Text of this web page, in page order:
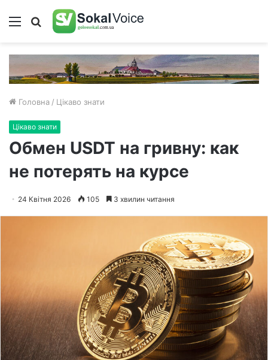
Меню Пошук
Головна / Цікаво знати
Цікаво знати
Обмен USDT на гривну: как
не потерять на курсе
24 Квітня 2026 105 3 хвилин читання